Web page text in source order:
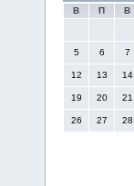
В П В
5 6 7
12 13 14
19 20 21
26 27 28